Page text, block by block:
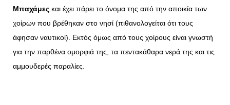
Μπαχάμες και έχει πάρει το όνομα της από την αποικία των
χοίρων που βρέθηκαν στο νησί (πιθανολογείται ότι τους
άφησαν ναυτικοί). Εκτός όμως από τους χοίρους είναι γνωστή
για την παρθένα ομορφιά της, τα πεντακάθαρα νερά της και τις
αμμουδερές παραλίες.